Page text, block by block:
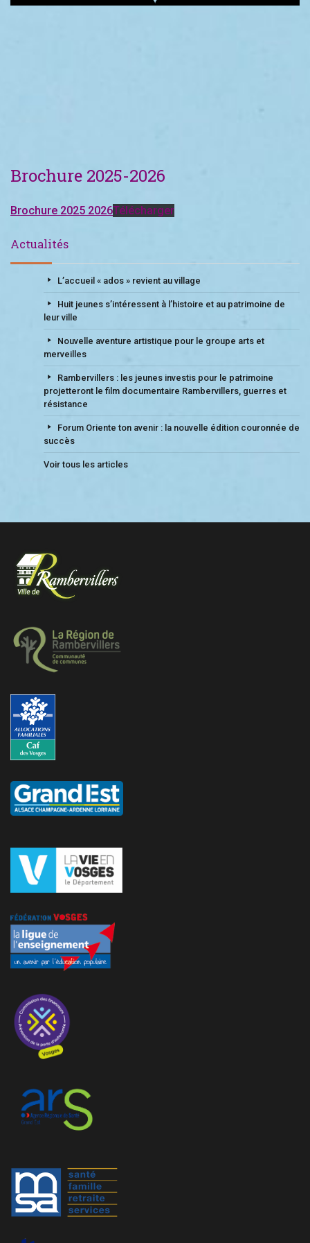
Brochure 2025-2026
Brochure 2025 2026Télécharger
Actualités
L’accueil « ados » revient au village
Huit jeunes s’intéressent à l’histoire et au patrimoine de
leur ville
Nouvelle aventure artistique pour le groupe arts et
merveilles
Rambervillers : les jeunes investis pour le patrimoine
projetteront le film documentaire Rambervillers, guerres et
résistance
Forum Oriente ton avenir : la nouvelle édition couronnée de
succès
Voir tous les articles